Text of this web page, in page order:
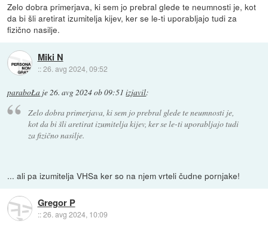
Zelo dobra primerjava, ki sem jo prebral glede te neumnosti je, kot
da bi šli aretirat izumitelja kijev, ker se le-ti uporabljajo tudi za
fizično nasilje.
Miki N
::26. avg 2024, 09:52
paraboŁa je26. avg 2024 ob 09:51 izjavil:
Zelo dobra primerjava, ki sem jo prebral glede te neumnosti je,
kot da bi šli aretirat izumitelja kijev, ker se le-ti uporabljajo tudi
za fizično nasilje.
... ali pa izumitelja VHSa ker so na njem vrteli čudne pornjake!
Gregor P
::26. avg 2024, 10:09